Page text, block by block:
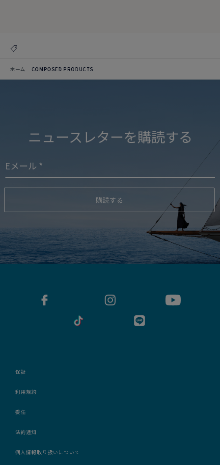
ホーム COMPOSED PRODUCTS
ニュースレターを購読する
購読する
保証
利用規約
委任
法的通知
個人情報取り扱いについて